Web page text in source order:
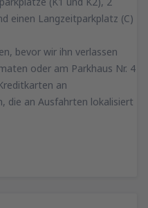
einen Langzeitparkplatz (C)
bevor wir ihn verlassen
oder am Parkhaus Nr. 4
an
die an Ausfahrten lokalisiert